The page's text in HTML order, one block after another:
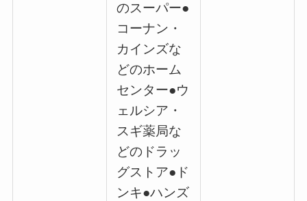
のスーパー●
コーナン・
カインズな
どのホーム
センター●ウ
ェルシア・
スギ薬局な
どのドラッ
グストア●ド
ンキ●ハンズ